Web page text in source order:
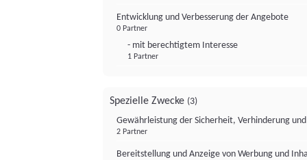
Entwicklung und Verbesserung der Angebote
0 Partner
- mit berechtigtem Interesse
1 Partner
Spezielle Zwecke (3)
Gewährleistung der Sicherheit, Verhinderung
2 Partner
Bereitstellung und Anzeige von Werbung und